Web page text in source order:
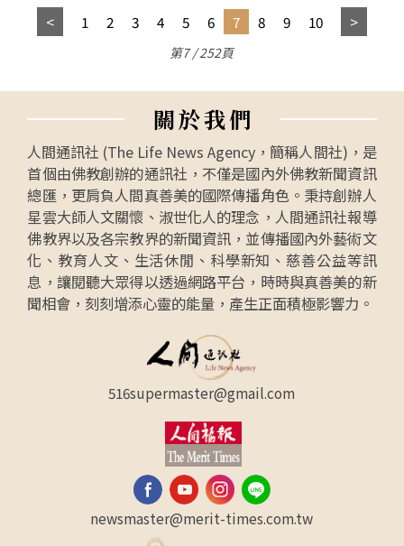
1 2 3 4 5 6 7 8 9 10
第7 / 252頁
關於我們
人間通訊社 (The Life News Agency，簡稱人間社)，是
首個由佛教創辦的通訊社，不僅是國內外佛教新聞資訊
總匯，更肩負人間真善美的國際傳播角色。秉持創辦人
星雲大師人文關懷、淑世化人的理念，人間通訊社報導
佛教界以及各宗教界的新聞資訊，並傳播國內外藝術文
化、教育人文、生活休閒、科學新知、慈善公益等訊
息，讓閱聽大眾得以透過網路平台，時時與真善美的新
聞相會，刻刻增添心靈的能量，產生正面積極影響力。
516supermaster@gmail.com
newsmaster@merit-times.com.tw